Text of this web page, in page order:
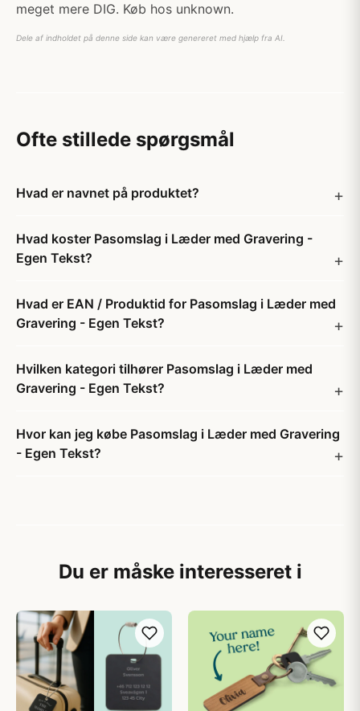
meget mere DIG. Køb hos unknown.
Dele af indholdet på denne side kan være genereret med hjælp fra AI.
Ofte stillede spørgsmål
Hvad er navnet på produktet?
Hvad koster Pasomslag i Læder med Gravering -
Egen Tekst?
Hvad er EAN / Produktid for Pasomslag i Læder med
Gravering - Egen Tekst?
Hvilken kategori tilhører Pasomslag i Læder med
Gravering - Egen Tekst?
Hvor kan jeg købe Pasomslag i Læder med Gravering
- Egen Tekst?
Du er måske interesseret i